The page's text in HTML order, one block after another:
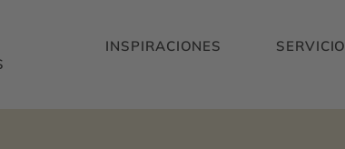
INSPIRACIONES SERVICIO